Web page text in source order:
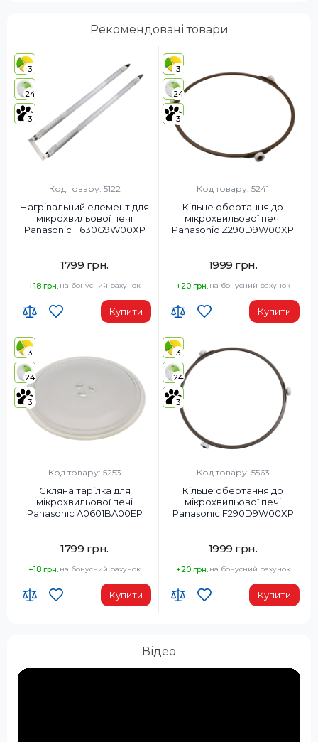
Рекомендовані товари
3
24
3
Код товару: 5122
Нагрівальний елемент для
мікрохвильової печі
Panasonic F630G9W00XP
1799 грн.
+18 грн. на бонусний рахунок
Купити
3
24
3
Код товару: 5241
Кільце обертання до
мікрохвильової печі
Panasonic Z290D9W00XP
1999 грн.
+20 грн. на бонусний рахунок
Купити
3
24
3
Код товару: 5253
Скляна тарілка для
мікрохвильової печі
Panasonic A0601BA00EP
1799 грн.
+18 грн. на бонусний рахунок
Купити
3
24
3
Код товару: 5563
Кільце обертання до
мікрохвильової печі
Panasonic F290D9W00XP
1999 грн.
+20 грн. на бонусний рахунок
Купити
Відео